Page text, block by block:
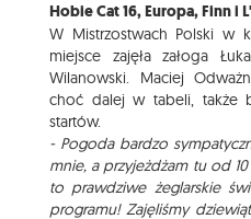
Hobie Cat 16, Europa, Finn i
W Mistrzostwach Polski w
miejsce zajęła załoga
Wilanowski. Maciej
choć dalej w tabeli, także
startów.
- Pogoda bardzo
mnie, a przyjeżdżam tu od
to prawdziwe żeglarskie
programu! Zajęliśmy